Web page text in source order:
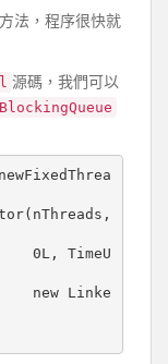
法，程序很快就
源碼，我們可以